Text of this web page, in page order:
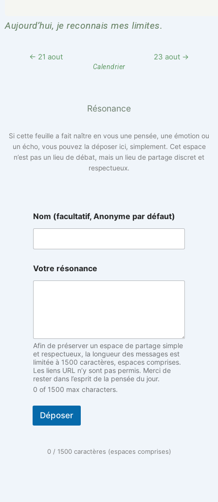
Aujourd’hui, je reconnais mes limites.
← 21 aout 23 aout →
Calendrier
Résonance
Si cette feuille a fait naître en vous une pensée, une émotion ou
un écho, vous pouvez la déposer ici, simplement. Cet espace
n’est pas un lieu de débat, mais un lieu de partage discret et
respectueux.
é
f
)
d
é
r
é
s
o
n
a
n
Nom (facultatif, Anonyme par défaut)
Votre résonance
Afin de préserver un espace de partage simple
et respectueux, la longueur des messages est
limitée à 1500 caractères, espaces comprises.
Les liens URL n’y sont pas permis. Merci de
rester dans l’esprit de la pensée du jour.
0 of 1500 max characters.
Déposer
0 / 1500 caractères (espaces comprises)